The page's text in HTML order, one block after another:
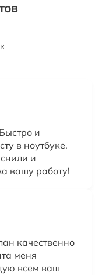
и
в ноутбуке.
и
вашу работу!
качественно
меня
всем ваш